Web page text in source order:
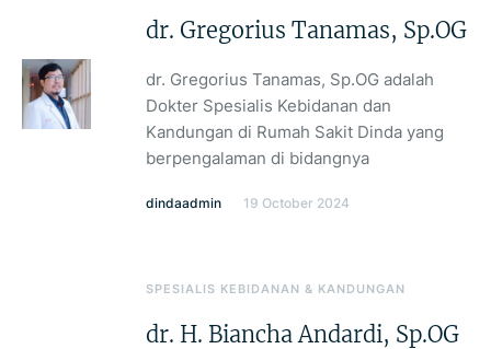
dr. Gregorius Tanamas, Sp.OG
dr. Gregorius Tanamas, Sp.OG adalah
Dokter Spesialis Kebidanan dan
Kandungan di Rumah Sakit Dinda yang
berpengalaman di bidangnya
dindaadmin 19 October 2024
SPESIALIS KEBIDANAN & KANDUNGAN
dr. H. Biancha Andardi, Sp.OG